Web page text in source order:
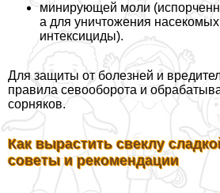
минирующей моли
а для уничтожения
интексициды).
Для защиты от болезней и
правила севооборота и
сорняков.
Как вырастить свеклу
советы и рекомендации